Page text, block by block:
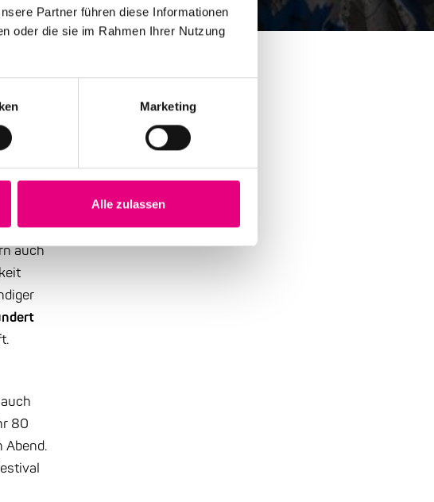
Partner führen diese Informationen
oder die sie im Rahmen Ihrer Nutzung
Marketing
Alle zulassen
auch
80
Abend.